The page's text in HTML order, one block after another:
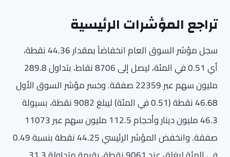
تراجع المؤشرات الرئيسية
سجل مؤشر السوق العام انخفاضاً بمقدار 44.36 نقطة،
أي 0.51 في المئة، ليصل إلى 8706 نقاط، بتداول 289.8
مليون سهم عبر 22359 صفقة. وخسر مؤشر السوق الأول
46.68 نقطة (0.51 في المئة) ليبلغ 9082 نقطة، بسيولة
46.3 مليون دينار وأحجام 112.5 مليون سهم عبر 11073
صفقة. وانخفض المؤشر الرئيسي 44.25 نقطة بنسبة 0.49